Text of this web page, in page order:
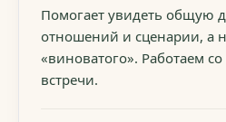
Помогает увидеть общую
отношений и сценарии, а
«виноватого». Работаем
встречи.